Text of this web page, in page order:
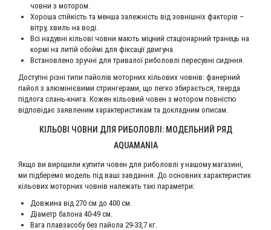
човни з мотором.
Хороша стійкість та менша залежність від зовнішніх факторів –
вітру, хвиль на воді.
Всі надувні кільові човни мають міцний стаціонарний транець на
кормі на литій обоймі для фіксації двигуна.
Встановлено зручні для тривалої риболовлі пересувні сидіння.
Доступні різні типи пайолів моторних кільових човнів: фанерний
пайол з алюмінієвими стрингерами, що легко збирається, тверда
підлога слань-книга. Кожен кільовий човен з мотором повністю
відповідає заявленим характеристикам та докладним описам.
КІЛЬОВІ ЧОВНИ ДЛЯ РИБОЛОВЛІ: МОДЕЛЬНИЙ РЯД
AQUAMANIA
Якщо ви вирішили купити човен для риболовлі у нашому магазині,
ми підберемо модель під ваші завдання. До основних характеристик
кільових моторних човнів належать такі параметри:
Довжина від 270 см до 400 см.
Діаметр балона 40-49 см.
Вага плавзасобу без пайола 29-33,7 кг.